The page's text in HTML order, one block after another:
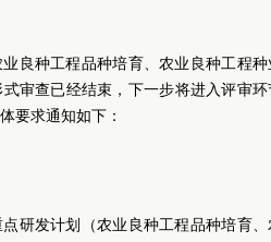
良种工程品种培育、农业良种工程
审查已经结束，下一步将进入评审
要求通知如下：
研发计划（农业良种工程品种培育